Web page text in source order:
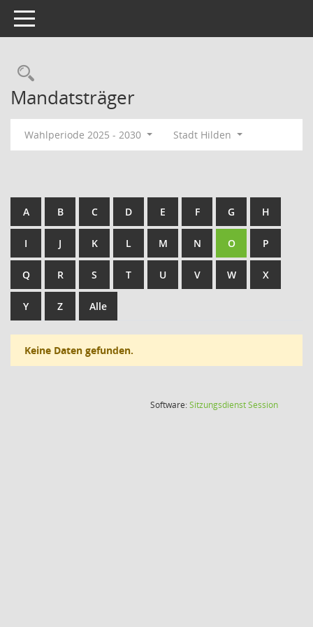
Toggle navigation
Rechercheauswahl
Mandatsträger
Wahlperiode 2025 - 2030 Stadt Hilden
A B C D E F G H
I J K L M N O P
Q R S T U V W X
Y Z Alle
Keine Daten gefunden.
Software:SitzungsdienstSession(Wird in